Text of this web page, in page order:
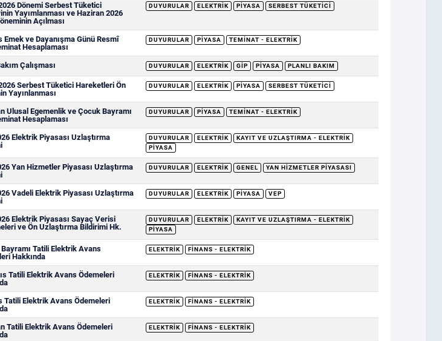
Dönemi Serbest Tüketici
Yayımlanması ve Haziran 2026
Açılması
DUYURULAR ELEKTRIK PIYASA SERBEST TÜKETICI
Emek ve Dayanışma Günü Resmî
Hesaplaması
DUYURULAR PIYASA TEMINAT - ELEKTRIK
Çalışması DUYURULAR ELEKTRIK GİP PIYASA PLANLI BAKIM
Serbest Tüketici Hareketleri Ön
Yayınlanması
DUYURULAR ELEKTRIK PIYASA SERBEST TÜKETICI
Ulusal Egemenlik ve Çocuk Bayramı
Hesaplaması
DUYURULAR PIYASA TEMINAT - ELEKTRIK
Elektrik Piyasası Uzlaştırma
DUYURULAR ELEKTRIK
KAYIT VE UZLAŞTIRMA - ELEKTRIK
PIYASA
Yan Hizmetler Piyasası Uzlaştırma
DUYURULAR ELEKTRIK GENEL YAN HIZMETLER PIYASASI
Vadeli Elektrik Piyasası Uzlaştırma
DUYURULAR ELEKTRIK PIYASA VEP
Elektrik Piyasası Sayaç Verisi
ve Ön Uzlaştırma Bildirimi Hk.
DUYURULAR ELEKTRIK
KAYIT VE UZLAŞTIRMA - ELEKTRIK
PIYASA
Tatili Elektrik Avans
Hakkında
ELEKTRIK FINANS - ELEKTRIK
Tatili Elektrik Avans Ödemeleri
ELEKTRIK FINANS - ELEKTRIK
Tatili Elektrik Avans Ödemeleri
ELEKTRIK FINANS - ELEKTRIK
Tatili Elektrik Avans Ödemeleri
ELEKTRIK FINANS - ELEKTRIK